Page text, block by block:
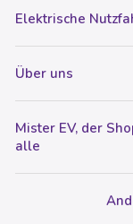
Elektrische
Über uns
Mister EV, der
alle